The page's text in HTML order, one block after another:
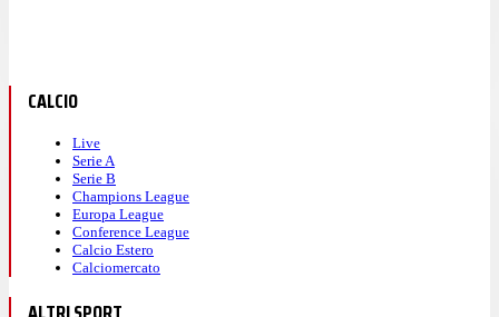
CALCIO
Live
Serie A
Serie B
Champions League
Europa League
Conference League
Calcio Estero
Calciomercato